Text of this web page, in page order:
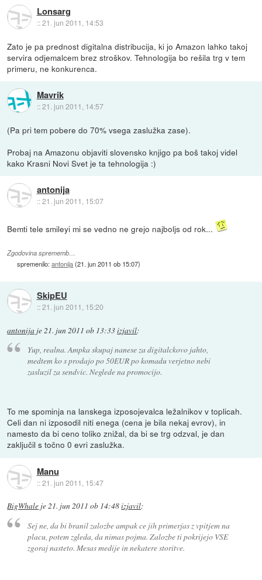
Lonsarg
::21. jun 2011, 14:53
Zato je pa prednost digitalna distribucija, ki jo Amazon lahko takoj
servira odjemalcem brez stroškov. Tehnologija bo rešila trg v tem
primeru, ne konkurenca.
Mavrik
::21. jun 2011, 14:57
(Pa pri tem pobere do 70% vsega zaslužka zase).
Probaj na Amazonu objaviti slovensko knjigo pa boš takoj videl
kako Krasni Novi Svet je ta tehnologija :)
antonija
::21. jun 2011, 15:07
Bemti tele smileyi mi se vedno ne grejo najboljs od rok...
Zgodovina sprememb…
spremenilo:antonija(21. jun 2011 ob 15:07)
SkipEU
::21. jun 2011, 15:20
antonija je21. jun 2011 ob 13:33izjavil:
Yup, realna. Ampka skupaj nanese za digitalckovo jahto,
medtem ko s prodajo po 50EUR po komadu verjetno nebi
zasluzil za sendvic. Neglede na promocijo.
To me spominja na lanskega izposojevalca ležalnikov v toplicah.
Celi dan ni izposodil niti enega (cena je bila nekaj evrov), in
namesto da bi ceno toliko znižal, da bi se trg odzval, je dan
zaključil s točno 0 evri zaslužka.
Manu
::21. jun 2011, 15:47
BigWhale je21. jun 2011 ob 14:48izjavil:
Sej ne, da bi branil zalozbe ampak ce jih primerjas z vpitjem na
placu, potem zgleda, da nimas pojma. Zalozbe ti pokrijejo VSE
zgoraj nasteto. Mesas medije in nekatere storitve.